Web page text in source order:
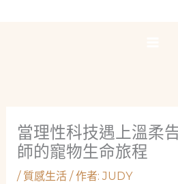
當理性科技遇上溫柔
師的寵物生命旅程
/ 質感生活/ 作者:JUDY